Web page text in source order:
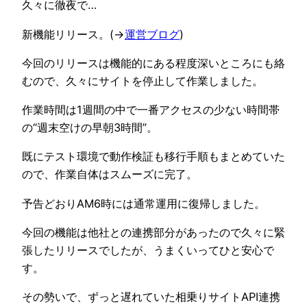
久々に徹夜で…
新機能リリース。(→運営ブログ)
今回のリリースは機能的にある程度深いところにも絡
むので、久々にサイトを停止して作業しました。
作業時間は1週間の中で一番アクセスの少ない時間帯
の“週末空けの早朝3時間”。
既にテスト環境で動作検証も移行手順もまとめていた
ので、作業自体はスムーズに完了。
予告どおりAM6時には通常運用に復帰しました。
今回の機能は他社との連携部分があったので久々に緊
張したリリースでしたが、うまくいってひと安心で
す。
その勢いで、ずっと遅れていた相乗りサイトAPI連携